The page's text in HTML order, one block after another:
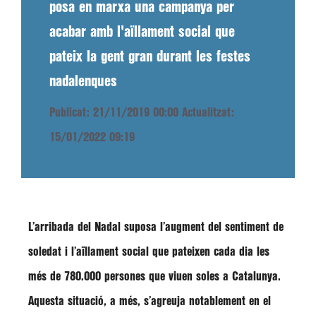
posa en marxa una campanya per
acabar amb l'aïllament social que
pateix la gent gran durant les festes
nadalenques
Publicat: 21/11/2019 00:00 Actualitzat:
15/01/2022 09:19
L’arribada del Nadal suposa l’augment del sentiment de
soledat i l’aïllament social que pateixen cada dia les
més de 780.000 persones que viuen soles a Catalunya.
Aquesta situació, a més, s’agreuja notablement en el